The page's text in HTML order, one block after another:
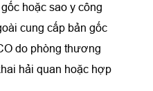
hoặc sao y công
cung cấp bản gốc
do phòng thương
hải quan hoặc hợp